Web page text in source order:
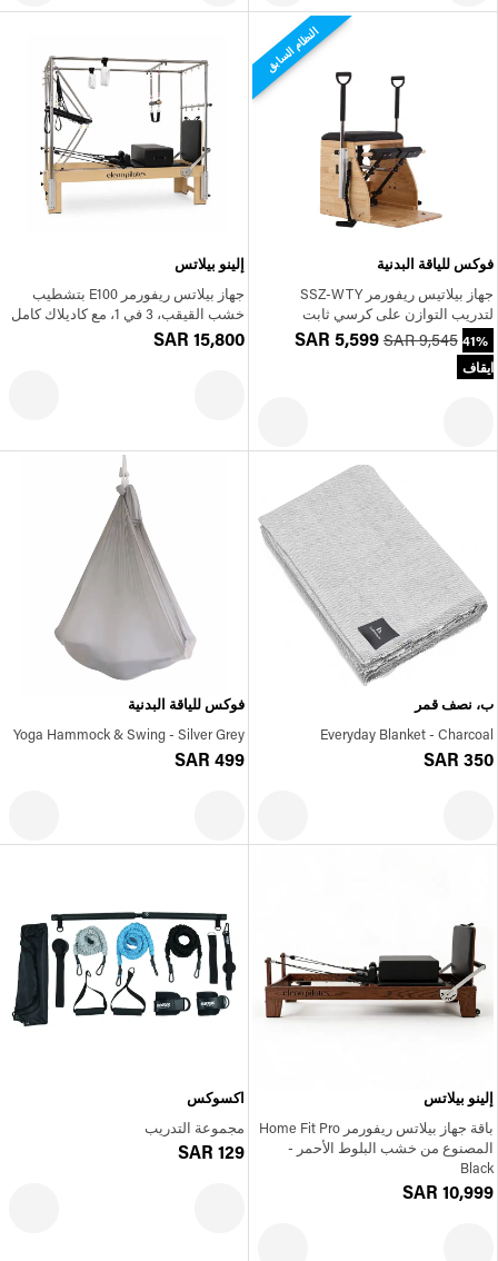
النظام السابق
فوكس للياقة البدنية
جهاز بيلاتيس ريفورمر SSZ-WTY
لتدريب التوازن على كرسي ثابت
SAR 5,599 SAR 9,545 41%
ايقاف
إلينو بيلاتس
جهاز بيلاتس ريفورمر E100 بتشطيب
خشب القيقب، 3 في 1، مع كاديلاك كامل
SAR 15,800
ب، نصف قمر
Everyday Blanket - Charcoal
SAR 350
فوكس للياقة البدنية
Yoga Hammock & Swing - Silver Grey
SAR 499
إلينو بيلاتس
باقة جهاز بيلاتس ريفورمر Home Fit Pro
المصنوع من خشب البلوط الأحمر -
Black
SAR 10,999
اكسوكس
مجموعة التدريب
SAR 129